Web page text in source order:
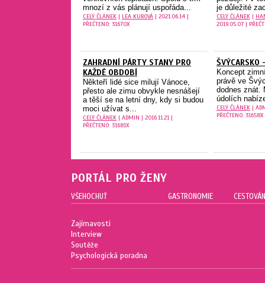
mnozí z vás plánují uspořáda...
CELÝ ČLÁNEK | LEA KUBOVÁ | 2021.06.14 |
PŘEČTENO: 31670X
je důležité
CELÝ ČLÁNEK|
2019.05.07 |
ZAHRADNÍ PÁRTY STANY PRO
KAŽDÉ OBDOBÍ
Někteří lidé sice milují Vánoce,
přesto ale zimu obvykle nesnášejí
a těší se na letní dny, kdy si budou
moci užívat s...
CELÝ ČLÁNEK | ADMIN | 2016.11.21 |
PŘEČTENO: 31681X
ŠVÝCARSKO
Koncept
právě ve
dodnes znát.
údolích
CELÝ ČLÁNEK|
PŘEČTENO: 31658X
PORTÁL PRO ŽENY
VŠEHOCHUŤ
Zajímavosti
Interview
Soutěže
Psychologická poradna
GASTRONOMIE